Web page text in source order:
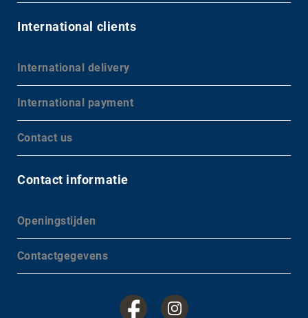
International clients
International delivery
International payment
Contact us
Contact informatie
Openingstijden
Contactgegevens